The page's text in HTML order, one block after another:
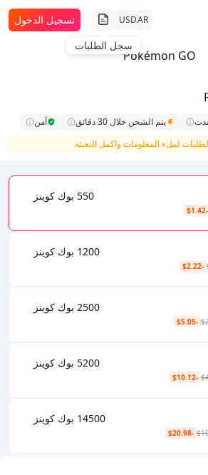
AR
USD
سجل الطلبات
تسجيل الدخول
Pokémon GO
يتم الشحن خلال 30 دقائق
آمن
لملء المعلومات واكمل التعبئة
550 بوك كوينز
-$1.42
1200 بوك كوينز
-$2.22
2500 بوك كوينز
-$5.05
5200 بوك كوينز
-$10.12
14500 بوك كوينز
-$20.98